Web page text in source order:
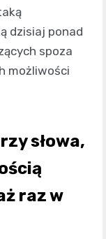
dzisiaj ponad
spoza
możliwości
słowa,
raz w